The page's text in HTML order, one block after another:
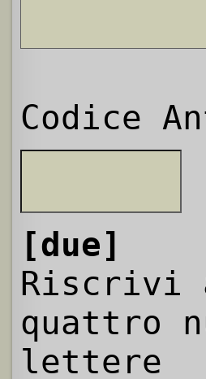
Codice
[due]
quattro
lettere